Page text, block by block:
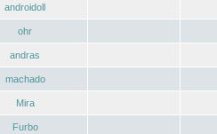
androidoll
ohr
andras
machado
Mira
Furbo